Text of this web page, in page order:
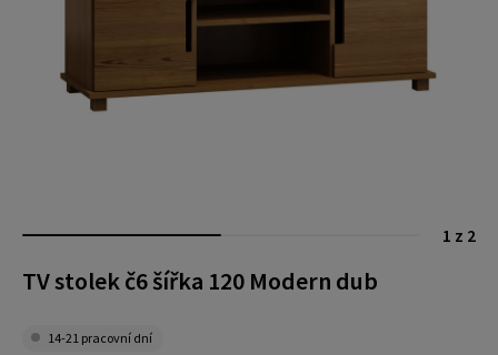
1 z 2
TV stolek č6 šířka 120 Modern dub
14-21 pracovní dní